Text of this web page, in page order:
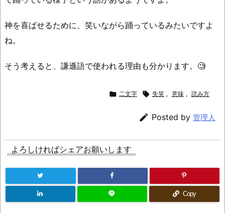
神を喜ばせるために、笑いながら踊っているみたいですよ
ね。
そう考えると、謙遜語で使われる理由も分かります。🧐
 二文字  失笑 , 意味 , 読み方
 Posted by 管理人
よろしければシェアお願いします
Copy